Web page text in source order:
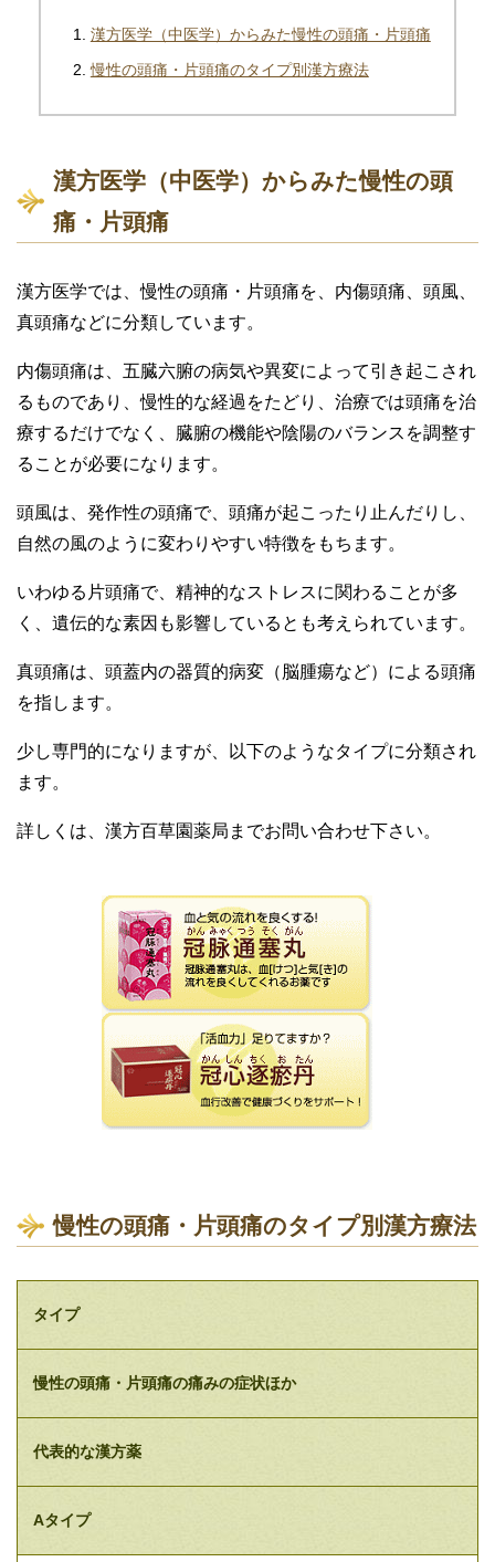
漢方医学（中医学）からみた慢性の頭痛・片頭痛
慢性の頭痛・片頭痛のタイプ別漢方療法
漢方医学（中医学）からみた慢性の頭
痛・片頭痛
漢方医学では、慢性の頭痛・片頭痛を、内傷頭痛、頭風、
真頭痛などに分類しています。
内傷頭痛は、五臓六腑の病気や異変によって引き起こされ
るものであり、慢性的な経過をたどり、治療では頭痛を治
療するだけでなく、臓腑の機能や陰陽のバランスを調整す
ることが必要になります。
頭風は、発作性の頭痛で、頭痛が起こったり止んだりし、
自然の風のように変わりやすい特徴をもちます。
いわゆる片頭痛で、精神的なストレスに関わることが多
く、遺伝的な素因も影響しているとも考えられています。
真頭痛は、頭蓋内の器質的病変（脳腫瘍など）による頭痛
を指します。
少し専門的になりますが、以下のようなタイプに分類され
ます。
詳しくは、漢方百草園薬局までお問い合わせ下さい。
慢性の頭痛・片頭痛のタイプ別漢方療法
タイプ
慢性の頭痛・片頭痛の痛みの症状ほか
代表的な漢方薬
Aタイプ